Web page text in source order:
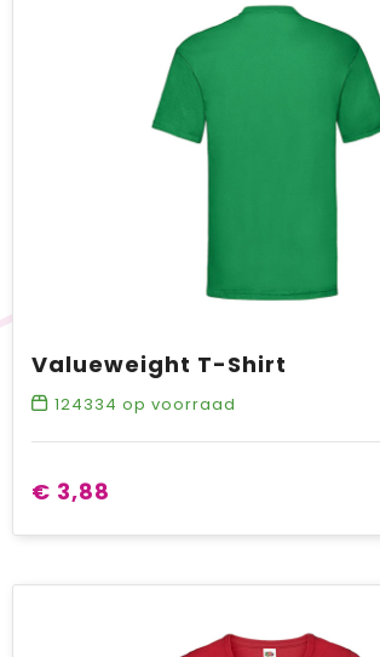
Valueweight T-Shirt
124334 op voorraad
€ 3,88